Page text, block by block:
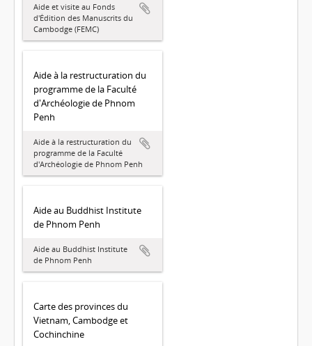
Aide et visite au Fonds
d'Édition des Manuscrits du
Cambodge (FEMC)
Aide à la restructuration du
programme de la Faculté
d'Archéologie de Phnom
Penh
Aide à la restructuration du
programme de la Faculté
d'Archéologie de Phnom Penh
Aide au Buddhist Institute
de Phnom Penh
Aide au Buddhist Institute
de Phnom Penh
Carte des provinces du
Vietnam, Cambodge et
Cochinchine